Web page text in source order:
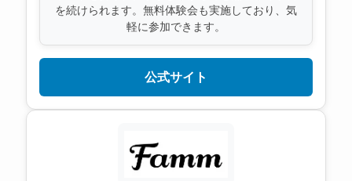
を続けられます。無料体験会も実施しており、気
軽に参加できます。
公式サイト